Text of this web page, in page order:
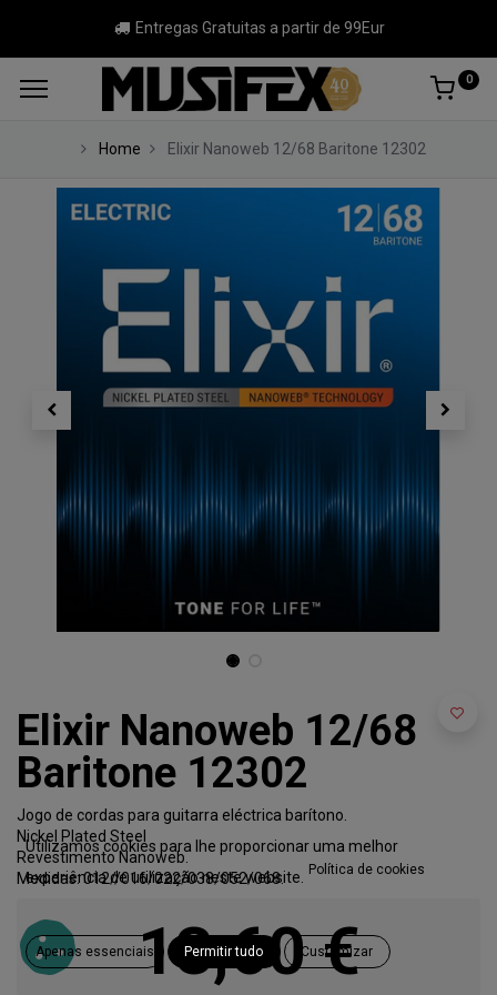
Entregas Gratuitas a partir de 99Eur
0
Home Elixir Nanoweb 12/68 Baritone 12302
Elixir Nanoweb 12/68
Baritone 12302
Jogo de cordas para guitarra eléctrica barítono.
Nickel Plated Steel
Revestimento Nanoweb.
Medidas: 012//016/022/038/052/068.
13,60€
Utilizamos cookies para lhe proporcionar uma melhor
experiência de utilização neste website.
Política de cookies
Apenas essenciais Permitir tudo Customizar